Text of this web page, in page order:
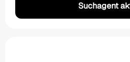
Suchagent